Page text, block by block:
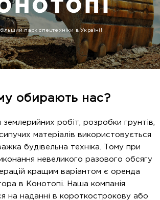
парк спецтехніки в Україні!
обирають нас?
робіт, розробки грунтів,
матеріалів використовується
будівельна техніка. Тому при
невеликого разового обсягу
кращим варіантом є оренда
в Конотопі. Наша компанія
на наданні в короткострокову або